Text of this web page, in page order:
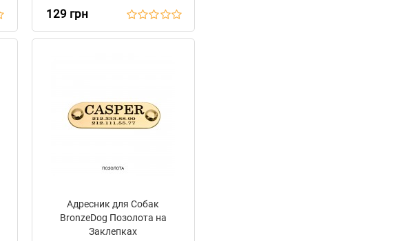
129 грн
Адресник для Собак
BronzeDog Позолота на
Заклепках